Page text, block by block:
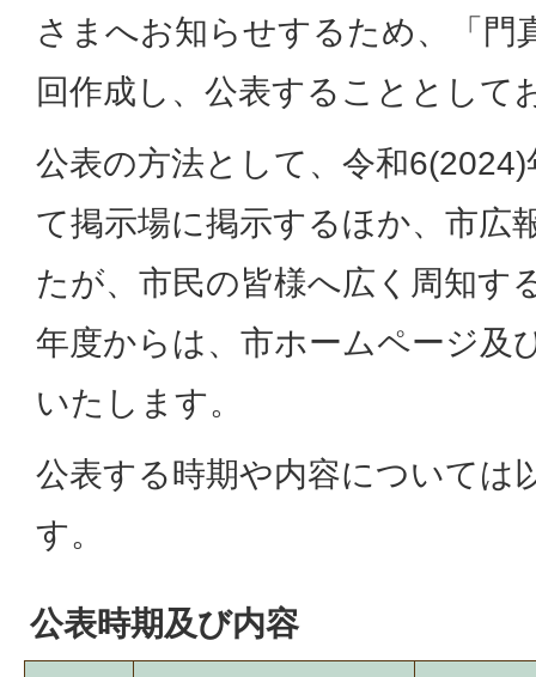
さまへお知らせするため、「門
回作成し、公表することとして
公表の方法として、令和
て掲示場に掲示するほか、市広
たが、市民の皆様へ広く周知す
年度からは、市ホームページ及
いたします。
公表する時期や内容については
す。
公表時期及び内容